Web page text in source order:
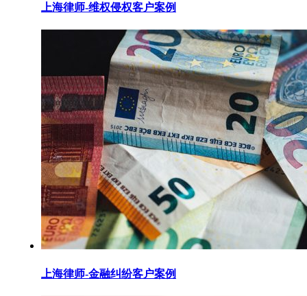
上海律师-维权侵权客户案例
上海律师-金融纠纷客户案例